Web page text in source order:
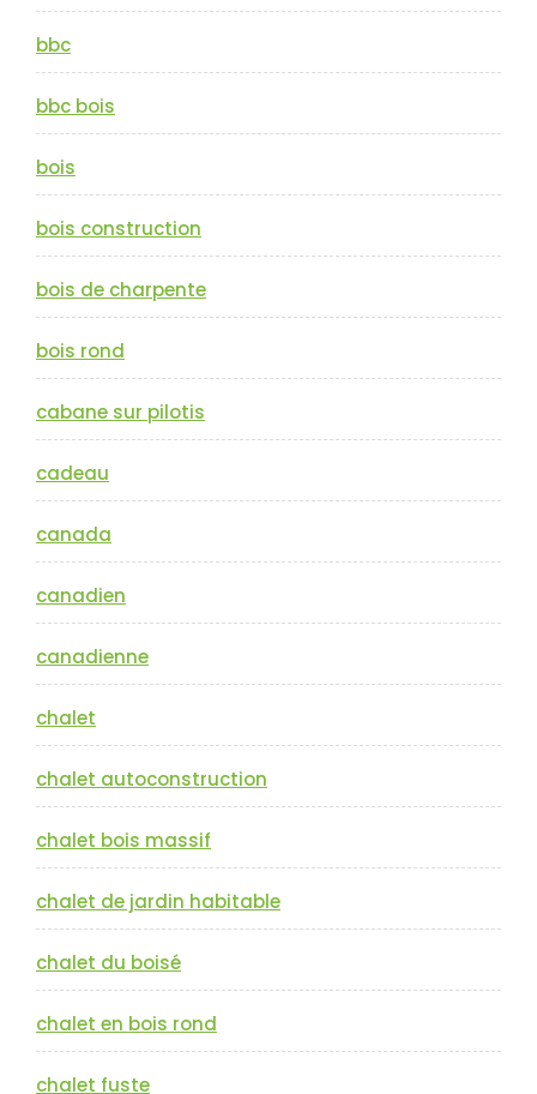
bbc
bbc bois
bois
bois construction
bois de charpente
bois rond
cabane sur pilotis
cadeau
canada
canadien
canadienne
chalet
chalet autoconstruction
chalet bois massif
chalet de jardin habitable
chalet du boisé
chalet en bois rond
chalet fuste